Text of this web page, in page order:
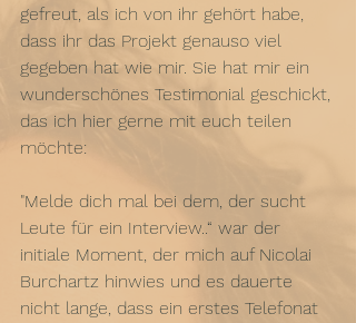
gefreut, als ich von ihr gehört habe,
dass ihr das Projekt genauso viel
gegeben hat wie mir. Sie hat mir ein
wunderschönes Testimonial geschickt,
das ich hier gerne mit euch teilen
möchte:
"Melde dich mal bei dem, der sucht
Leute für ein Interview..“ war der
initiale Moment, der mich auf Nicolai
Burchartz hinwies und es dauerte
nicht lange, dass ein erstes Telefonat